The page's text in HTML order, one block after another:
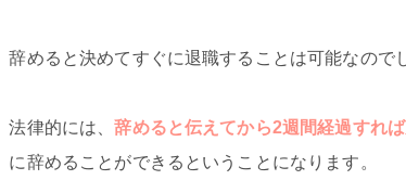
辞めると決めてすぐに退職することは可能なので
法律的には、辞めると伝えてから2週間経過すれ
に辞めることができるということになります。